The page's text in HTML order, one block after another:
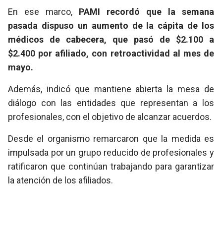
En ese marco, PAMI recordó que la semana
pasada dispuso un aumento de la cápita de los
médicos de cabecera, que pasó de $2.100 a
$2.400 por afiliado, con retroactividad al mes de
mayo.
Además, indicó que mantiene abierta la mesa de
diálogo con las entidades que representan a los
profesionales, con el objetivo de alcanzar acuerdos.
Desde el organismo remarcaron que la medida es
impulsada por un grupo reducido de profesionales y
ratificaron que continúan trabajando para garantizar
la atención de los afiliados.